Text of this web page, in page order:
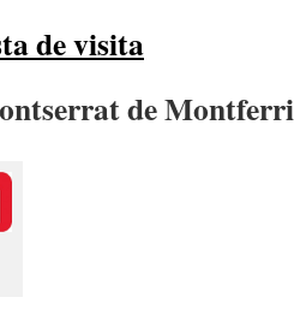
de visita
de Montferri